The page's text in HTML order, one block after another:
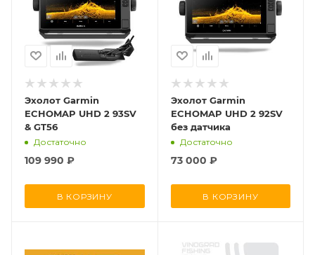
Эхолот Garmin
ECHOMAP UHD 2 93SV
& GT56
Достаточно
109 990 ₽
В КОРЗИНУ
Эхолот Garmin
ECHOMAP UHD 2 92SV
без датчика
Достаточно
73 000 ₽
В КОРЗИНУ